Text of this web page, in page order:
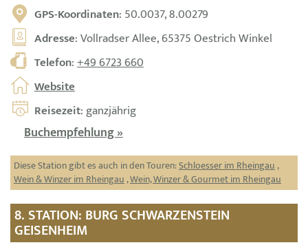
GPS-Koordinaten: 50.0037, 8.00279
Adresse: Vollradser Allee, 65375 Oestrich Winkel
Telefon:+49 6723 660
Website
Reisezeit: ganzjährig
Buchempfehlung »
Diese Station gibt es auch in den Touren:Schloesser im Rheingau,
Wein & Winzer im Rheingau,Wein, Winzer & Gourmet im Rheingau
8. STATION: BURG SCHWARZENSTEIN
GEISENHEIM